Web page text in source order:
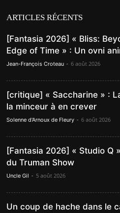
ARTICLES RÉCENTS
[Fantasia 2026] « Bliss:
Edge of Time » : Un ovni
Jean-François Croteau - 6 août 2026
[critique] « Saccharine » :
la minceur à en crever
Solenne d'Arnoux de Fleury - 6 août 2026
[Fantasia 2026] « Studio Q
du Truman Show
Uncle Gil - 5 août 2026
Un coup de hache dans le